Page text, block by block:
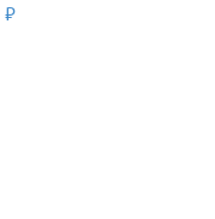
руб.